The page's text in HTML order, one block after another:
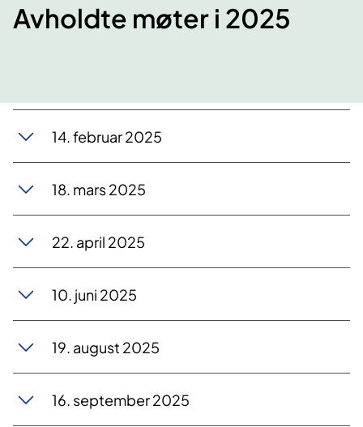
Avholdte møter i 2025
14. februar 2025
18. mars 2025
22. april 2025
10. juni 2025
19. august 2025
16. september 2025